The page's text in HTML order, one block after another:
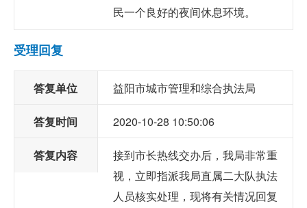
民一个良好的夜间休息环境。
受理回复
答复单位 益阳市城市管理和综合执法局
答复时间 2020-10-28 10:50:06
答复内容
接到市长热线交办后，我局非常重
视，立即指派我局直属二大队执法
人员核实处理，现将有关情况回复